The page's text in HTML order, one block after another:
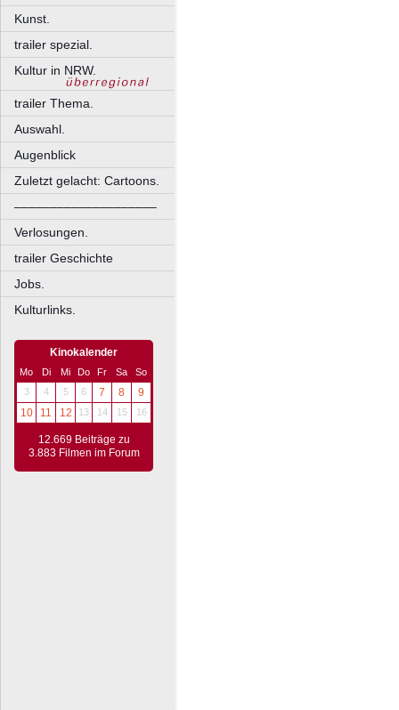
Kunst.
trailer spezial.
Kultur in NRW.
trailer Thema.
Auswahl.
Augenblick
Zuletzt gelacht: Cartoons.
––––––––––––––––––––
Verlosungen.
trailer Geschichte
Jobs.
Kulturlinks.
Kinokalender
Mo Di Mi Do Fr Sa
So
3
4 5 6 7 8
9
10
11 12 13 14 15 16
12.669 Beiträge zu
3.883 Filmen im Forum